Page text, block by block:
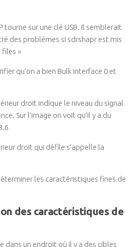
tourne sur une clé USB. Il semblerait
des problèmes si sdrshapr est mis
files »
qu’on a bien Bulk Interface 0 et
droit indique le niveau du signal
Sur l’image on voit qu’il y a du
droit qui défile s’appelle la
les caractéristiques fines de
des caractéristiques de
dans un endroit où il y a des cibles